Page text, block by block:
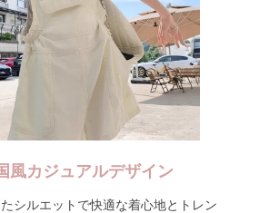
風カジュアルデザイン
シルエットで快適な着心地とトレン